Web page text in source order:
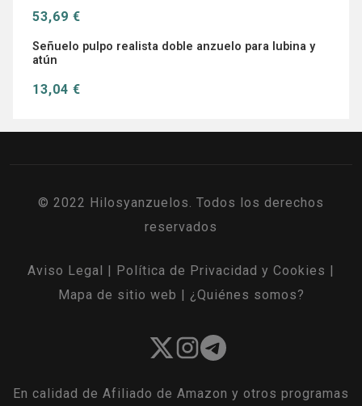
53,69 €
Señuelo pulpo realista doble anzuelo para lubina y
atún
13,04 €
© 2022 Hilosyanzuelos. Todos los derechos
reservados
Aviso Legal Política de Privacidad y Cookies
Mapa de sitio web
¿Quiénes somos?
En calidad de Afiliado de Amazon y otros programas